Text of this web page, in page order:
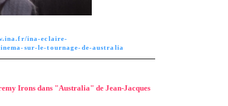
ina-eclaire-
sur-le-tournage-de-australia
Irons dans "Australia" de Jean-Jacques